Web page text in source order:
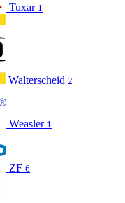
Tuxar 1
Walterscheid 2
Weasler 1
ZF 6